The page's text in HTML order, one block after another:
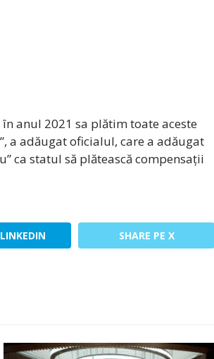
anul 2021 sa plătim toate aceste
a adăugat oficialul, care a adăugat
ca statul să plătească compensații
SHARE PE X